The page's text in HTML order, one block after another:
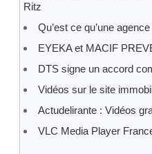
Ritz
Qu’est ce qu’une
EYEKA et MACIF
DTS signe un accord
Vidéos sur le site
Actudelirante : Vidéos
VLC Media Player